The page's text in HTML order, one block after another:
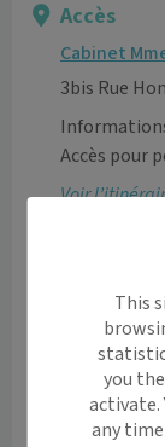
Accès
Cabinet
3bis Rue
Accès pour
Voir
This
you
activate.
any